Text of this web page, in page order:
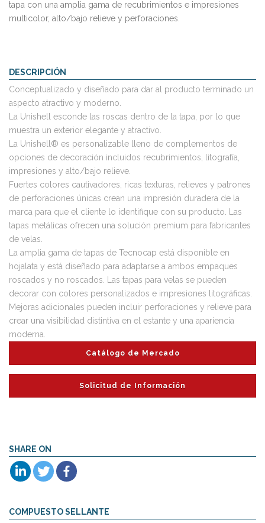
tapa con una amplia gama de recubrimientos e impresiones
multicolor, alto/bajo relieve y perforaciones.
DESCRIPCIÓN
Conceptualizado y diseñado para dar al producto terminado un
aspecto atractivo y moderno.
La Unishell esconde las roscas dentro de la tapa, por lo que
muestra un exterior elegante y atractivo.
La Unishell® es personalizable lleno de complementos de
opciones de decoración incluidos recubrimientos, litografía,
impresiones y alto/bajo relieve.
Fuertes colores cautivadores, ricas texturas, relieves y patrones
de perforaciones únicas crean una impresión duradera de la
marca para que el cliente lo identifique con su producto. Las
tapas metálicas ofrecen una solución premium para fabricantes
de velas.
La amplia gama de tapas de Tecnocap está disponible en
hojalata y está diseñado para adaptarse a ambos empaques
roscados y no roscados. Las tapas para velas se pueden
decorar con colores personalizados e impresiones litográficas.
Mejoras adicionales pueden incluir perforaciones y relieve para
crear una visibilidad distintiva en el estante y una apariencia
moderna.
Catálogo de Mercado
Solicitud de Información
SHARE ON
COMPUESTO SELLANTE